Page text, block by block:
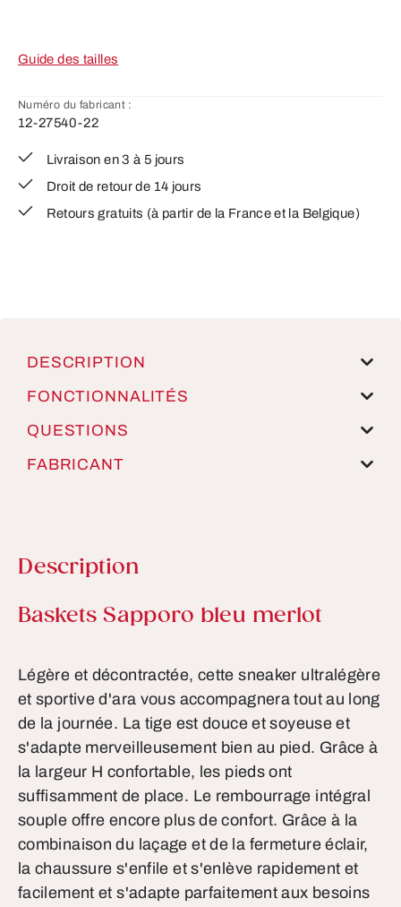
Guide des tailles
Numéro du fabricant :
12-27540-22
Livraison en 3 à 5 jours
Droit de retour de 14 jours
Retours gratuits (à partir de la France et la Belgique)
DESCRIPTION
FONCTIONNALITÉS
QUESTIONS
FABRICANT
Description
Informations sur le produit
Baskets Sapporo bleu merlot
Légère et décontractée, cette sneaker ultralégère
et sportive d'ara vous accompagnera tout au long
de la journée. La tige est douce et soyeuse et
s'adapte merveilleusement bien au pied. Grâce à
la largeur H confortable, les pieds ont
suffisamment de place. Le rembourrage intégral
souple offre encore plus de confort. Grâce à la
combinaison du laçage et de la fermeture éclair,
la chaussure s'enfile et s'enlève rapidement et
facilement et s'adapte parfaitement aux besoins